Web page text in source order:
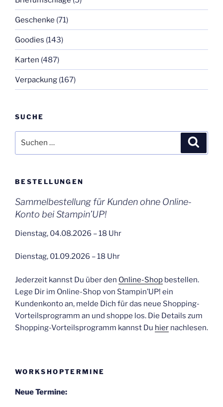
Geschenke (71)
Goodies (143)
Karten (487)
Verpackung (167)
SUCHE
nach:
BESTELLUNGEN
Sammelbestellung für Kunden ohne Online-
Konto bei Stampin’UP!
Dienstag, 04.08.2026 – 18 Uhr
Dienstag, 01.09.2026 – 18 Uhr
Jederzeit kannst Du über den Online-Shop bestellen.
Lege Dir im Online-Shop von Stampin’UP! ein
Kundenkonto an, melde Dich für das neue Shopping-
Vorteilsprogramm an und shoppe los. Die Details zum
Shopping-Vorteilsprogramm kannst Du hier nachlesen.
WORKSHOPTERMINE
Neue Termine: